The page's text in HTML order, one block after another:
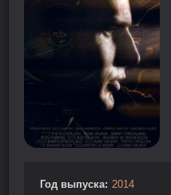
Год выпуска: 2014